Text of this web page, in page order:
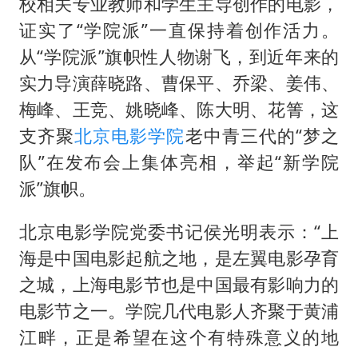
证实了“学院派”一直保持着创作活力。
从“学院派”旗帜性人物谢飞，到近年来的
实力导演薛晓路、曹保平、乔梁、姜伟、
梅峰、王竞、姚晓峰、陈大明、花箐，这
支齐聚北京电影学院老中青三代的“梦之
队”在发布会上集体亮相，举起“新学院
派”旗帜。
北京电影学院党委书记侯光明表示：“上
海是中国电影起航之地，是左翼电影孕育
之城，上海电影节也是中国最有影响力的
电影节之一。学院几代电影人齐聚于黄浦
江畔，正是希望在这个有特殊意义的地